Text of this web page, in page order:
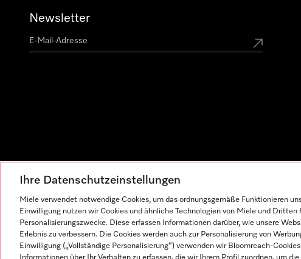
Newsletter
Ihre Datenschutzeinstellungen
Miele verwendet notwendige Cookies, um das ordnungsgemäße Funktionieren
Einwilligung nutzen wir Cookies und ähnliche Technologien von Miele und Dritten
Personalisierungszwecke. Diese erfassen Informationen darüber, wie unsere
Erlebnis zu verbessern. Die Cookies werden auch zur Personalisierung von
Einwilligung („Vollständige Personalisierung“) verwenden wir Bloomreach-